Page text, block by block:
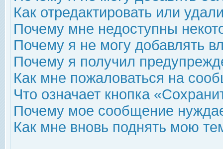
Как отредактировать или
Почему мне недоступны
Почему я не могу добавлять
Почему я получил
Как мне пожаловаться на
Что означает кнопка
Почему мое сообщение
Как мне вновь поднять мою